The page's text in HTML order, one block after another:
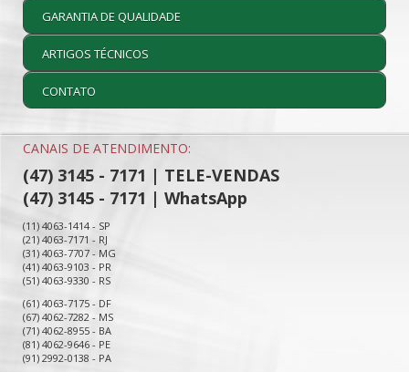
GARANTIA DE QUALIDADE
ARTIGOS TÉCNICOS
CONTATO
CANAIS DE ATENDIMENTO:
(47) 3145 - 7171 | TELE-VENDAS
(47) 3145 - 7171 | WhatsApp
(11) 4063-1414 - SP
(21) 4063-7171 - RJ
(31) 4063-7707 - MG
(41) 4063-9103 - PR
(51) 4063-9330 - RS
(61) 4063-7175 - DF
(67) 4062-7282 - MS
(71) 4062-8955 - BA
(81) 4062-9646 - PE
(91) 2992-0138 - PA